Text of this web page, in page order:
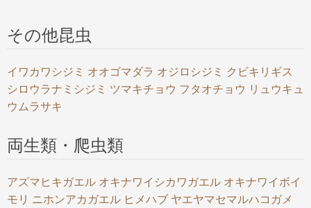
その他昆虫
イワカワシジミ オオゴマダラ オジロシジミ クビキリギス
シロウラナミシジミ ツマキチョウ フタオチョウ リュウキュ
ウムラサキ
両生類・爬虫類
アズマヒキガエル オキナワイシカワガエル オキナワイボイ
モリ ニホンアカガエル ヒメハブ ヤエヤマセマルハコガメ